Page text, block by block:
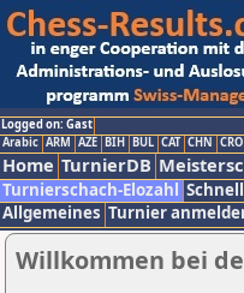
Logged on: Gast
Arabic ARM AZE BIH BUL CAT CHN CRO
Home TurnierDB
Turnierschach-Elozahl
Allgemeines Turnier
Willkommen bei